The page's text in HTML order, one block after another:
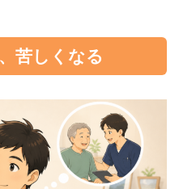
苦しくなる